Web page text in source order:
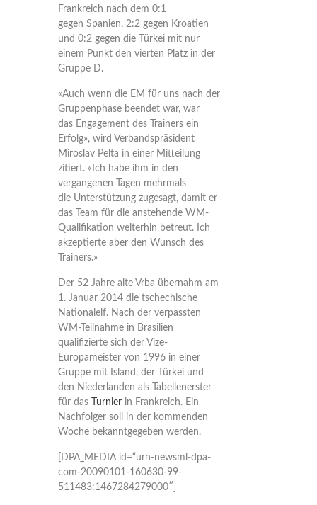
Frankreich nach dem 0:1
gegen Spanien, 2:2 gegen Kroatien
und 0:2 gegen die Türkei mit nur
einem Punkt den vierten Platz in der
Gruppe D.
«Auch wenn die EM für uns nach der
Gruppenphase beendet war, war
das Engagement des Trainers ein
Erfolg», wird Verbandspräsident
Miroslav Pelta in einer Mitteilung
zitiert. «Ich habe ihm in den
vergangenen Tagen mehrmals
die Unterstützung zugesagt, damit er
das Team für die anstehende WM-
Qualifikation weiterhin betreut. Ich
akzeptierte aber den Wunsch des
Trainers.»
Der 52 Jahre alte Vrba übernahm am
1. Januar 2014 die tschechische
Nationalelf. Nach der verpassten
WM-Teilnahme in Brasilien
qualifizierte sich der Vize-
Europameister von 1996 in einer
Gruppe mit Island, der Türkei und
den Niederlanden als Tabellenerster
für das
Turnierin Frankreich. Ein
Nachfolger soll in der kommenden
Woche bekanntgegeben werden.
[DPA_MEDIA id=“urn-newsml-dpa-
com-20090101-160630-99-
511483:1467284279000″]